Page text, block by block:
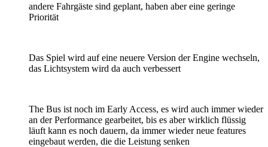
andere Fahrgäste sind geplant, haben aber eine geringe
Priorität
Das Spiel wird auf eine neuere Version der Engine wechseln,
das Lichtsystem wird da auch verbessert
The Bus ist noch im Early Access, es wird auch immer wieder
an der Performance gearbeitet, bis es aber wirklich flüssig
läuft kann es noch dauern, da immer wieder neue features
eingebaut werden, die die Leistung senken